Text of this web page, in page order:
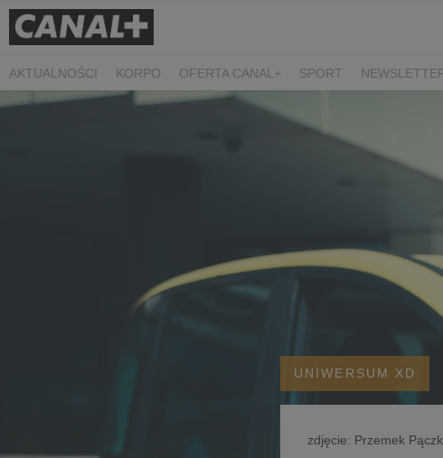
AKTUALNOŚCI KORPO OFERTA CANAL+ SPORT
CZARNE STOKROTKI
PROSTA SPRAWA
KIDS
UNIWERSUM XD
zdjęcie: Przemek